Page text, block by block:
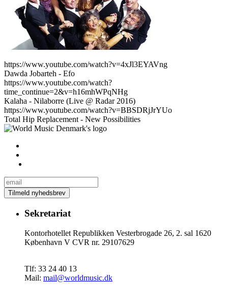
https://www.youtube.com/watch?v=4xJl3EYAVng
Dawda Jobarteh - Efo
https://www.youtube.com/watch?
time_continue=2&v=h16mhWPqNHg
Kalaha - Nilaborre (Live @ Radar 2016)
https://www.youtube.com/watch?v=BBSDRjJrYUo
Total Hip Replacement - New Possibilities
Sekretariat
Kontorhotellet Republikken Vesterbrogade 26, 2. sal 1620
København V CVR nr. 29107629
Tlf: 33 24 40 13
Mail: mail@worldmusic.dk